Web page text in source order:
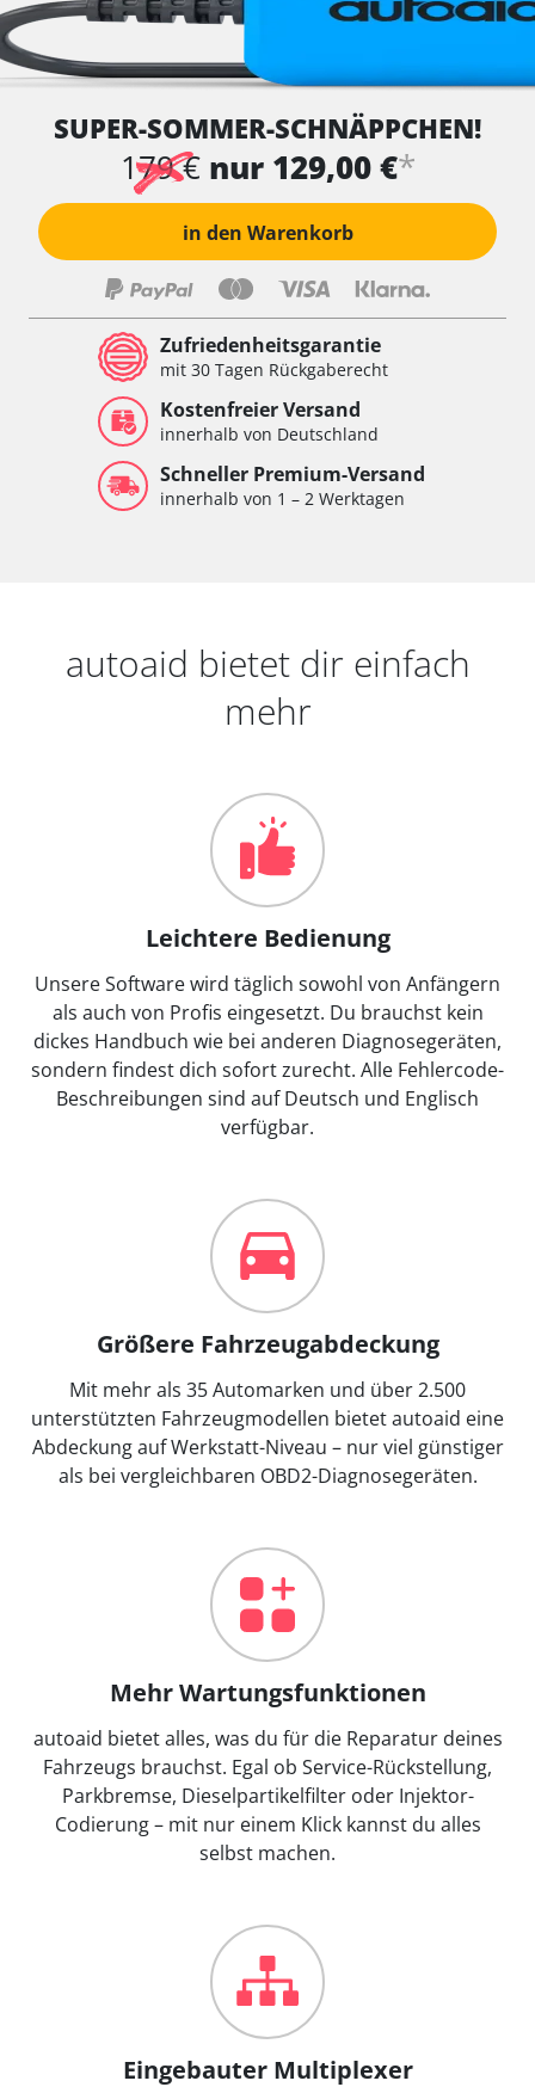
SUPER-SOMMER-SCHNÄPPCHEN!
179 € nur 129,00 €*
in den Warenkorb
Zufriedenheitsgarantie
mit 30 Tagen Rückgaberecht
Kostenfreier Versand
innerhalb von Deutschland
Schneller Premium-Versand
innerhalb von 1 – 2 Werktagen
autoaid bietet dir einfach
mehr
Leichtere Bedienung
Unsere Software wird täglich sowohl von Anfängern
als auch von Profis eingesetzt. Du brauchst kein
dickes Handbuch wie bei anderen Diagnosegeräten,
sondern findest dich sofort zurecht. Alle Fehlercode-
Beschreibungen sind auf Deutsch und Englisch
verfügbar.
Größere Fahrzeugabdeckung
Mit mehr als 35 Automarken und über 2.500
unterstützten Fahrzeugmodellen bietet autoaid eine
Abdeckung auf Werkstatt-Niveau – nur viel günstiger
als bei vergleichbaren OBD2-Diagnosegeräten.
Mehr Wartungsfunktionen
autoaid bietet alles, was du für die Reparatur deines
Fahrzeugs brauchst. Egal ob Service-Rückstellung,
Parkbremse, Dieselpartikelfilter oder Injektor-
Codierung – mit nur einem Klick kannst du alles
selbst machen.
Eingebauter Multiplexer